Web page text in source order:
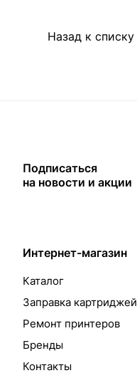
Назад к списку
Подписаться
на новости и акции
Интернет-магазин
Каталог
Заправка картриджей
Ремонт принтеров
Бренды
Контакты